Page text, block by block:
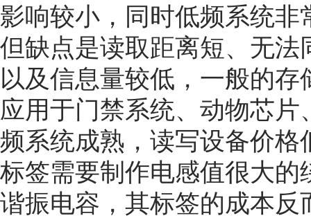
影响较小，同时低频系统
但缺点是读取距离短、无
以及信息量较低，一般的存
应用于门禁系统、动物芯
频系统成熟，读写设备价
标签需要制作电感值很大
谐振电容，其标签的成本反